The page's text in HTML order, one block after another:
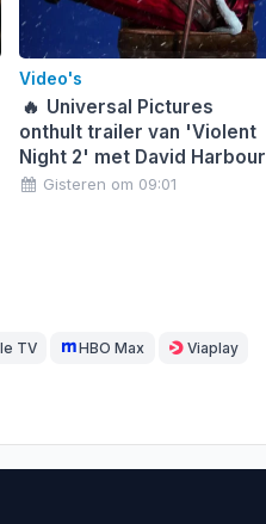
Video's
🔥 Universal Pictures
onthult trailer van 'Violent
Night 2' met David Harbour
Gisteren om 09:01
TV HBO Max Viaplay